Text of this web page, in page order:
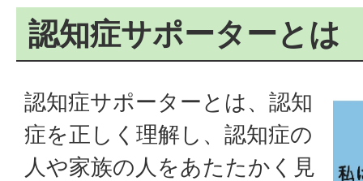
認知症サポーターとは
認知症サポーターとは、認知
症を正しく理解し、認知症の
人や家族の人をあたたかく見